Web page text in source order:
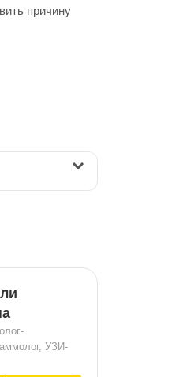
причину
УЗИ-